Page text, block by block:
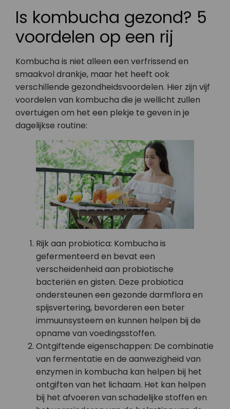
Is kombucha gezond? 5
voordelen op een rij
Kombucha is niet alleen een verfrissend en
smaakvol drankje, maar het heeft ook
verschillende gezondheidsvoordelen. Hier zijn vijf
voordelen van kombucha die je wellicht zullen
overtuigen om het een plekje te geven in je
dagelijkse routine:
Rijk aan probiotica: Kombucha is
gefermenteerd en bevat een
verscheidenheid aan probiotische
bacteriën en gisten. Deze probiotica
ondersteunen een gezonde darmflora en
spijsvertering, bevorderen een beter
immuunsysteem en kunnen helpen bij de
opname van voedingsstoffen.
Ontgiftende eigenschappen: De combinatie
van fermentatie en de aanwezigheid van
enzymen in kombucha kan helpen bij het
ontgiften van het lichaam. Het kan helpen
bij het afvoeren van schadelijke stoffen en